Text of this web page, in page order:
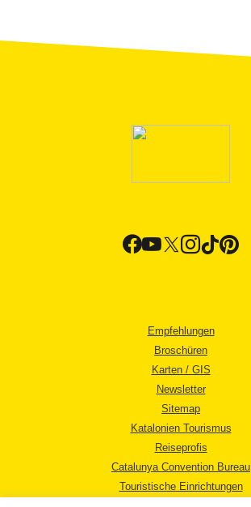
Empfehlungen
Broschüren
Karten / GIS
Newsletter
Sitemap
Katalonien Tourismus
Reiseprofis
Catalunya Convention Bureau
Touristische Einrichtungen